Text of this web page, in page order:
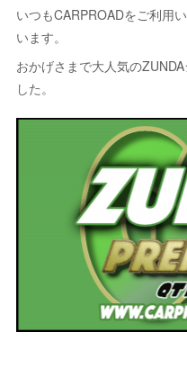
いつもCARPROADをご利用
います。
おかげさまで大人気の
した。